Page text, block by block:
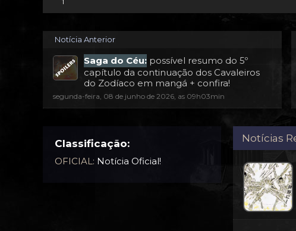
Notícia Anterior
Saga do Céu: possível resumo do 5º
capítulo da continuação dos Cavaleiros
do Zodíaco em mangá + confira!
segunda-feira, 08 de junho de 2026, as 09h03min
Classificação:
OFICIAL: Notícia Oficial!
Notícias